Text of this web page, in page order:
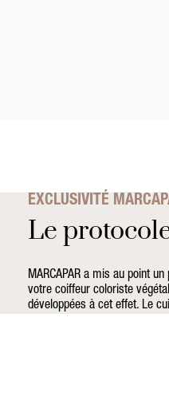
EXCLUSIVITÉ
Le
MARCAPAR a mis au point
votre coiffeur coloriste
développées à cet effet. Le